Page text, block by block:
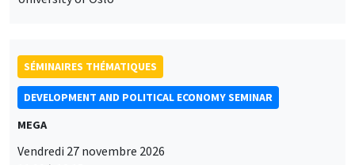
DEVELOPMENT AND POLITICAL ECONOMY SEMINAR
MEGA
Vendredi 27 novembre 2026
11:00 à 12:15